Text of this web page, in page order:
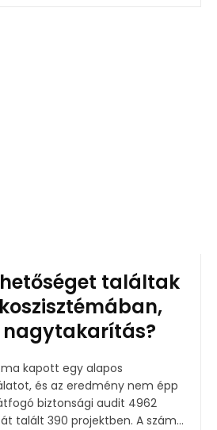
találtak
nagytakarítás?
kapott egy alapos
és az eredmény nem épp
biztonsági audit 4962
kisebb-nagyobb hibát talált 390 projektben. A szám...